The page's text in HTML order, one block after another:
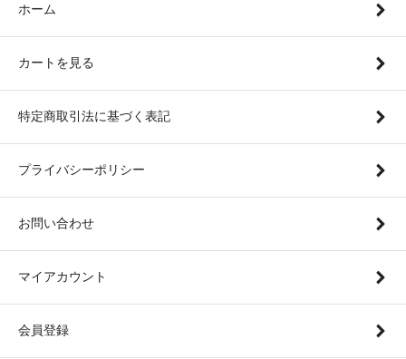
ホーム
カートを見る
特定商取引法に基づく表記
プライバシーポリシー
お問い合わせ
マイアカウント
会員登録